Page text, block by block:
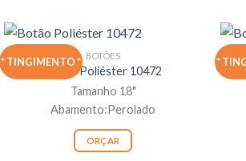
* TINGIMENTO * BOTÕES
Botão Poliéster 10472
Tamanho 18"
Abamento:Perolado
ORÇAR
*